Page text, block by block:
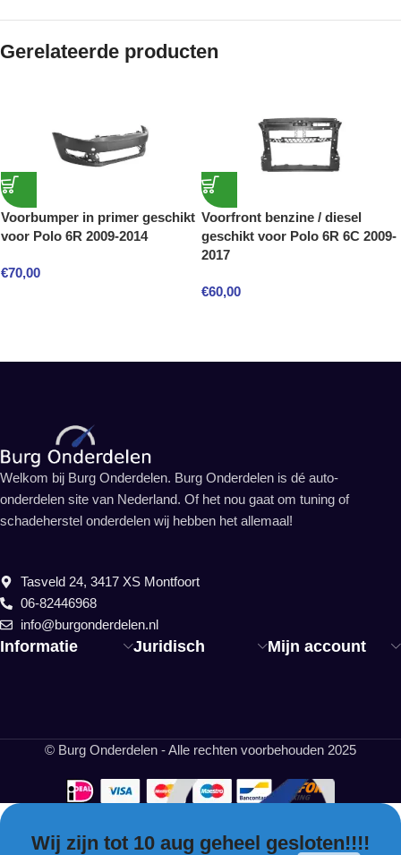
Gerelateerde producten
Voorbumper in primer geschikt
voor Polo 6R 2009-2014
€70,00
Voorfront benzine / diesel
geschikt voor Polo 6R 6C 2009-
2017
€60,00
Informatie Juridisch Mijn account
Welkom bij Burg Onderdelen. Burg Onderdelen is dé auto-
onderdelen site van Nederland. Of het nou gaat om tuning of
schadeherstel onderdelen wij hebben het allemaal!
Tasveld 24, 3417 XS Montfoort
06-82446968
info@burgonderdelen.nl
© Burg Onderdelen - Alle rechten voorbehouden 2025
Wij zijn tot 10 aug geheel gesloten!!!!
EN